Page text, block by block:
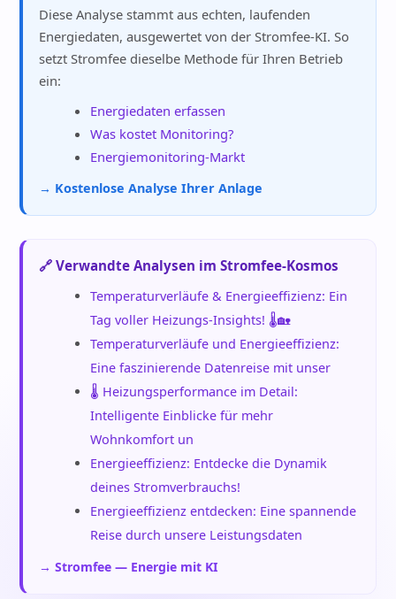
Diese Analyse stammt aus echten, laufenden
Energiedaten, ausgewertet von der Stromfee-KI. So
setzt Stromfee dieselbe Methode für Ihren Betrieb
ein:
Energiedaten erfassen
Was kostet Monitoring?
Energiemonitoring-Markt
→ Kostenlose Analyse Ihrer Anlage
🔗 Verwandte Analysen im Stromfee-Kosmos
Temperaturverläufe & Energieeffizienz: Ein
Tag voller Heizungs-Insights! 🌡️🏡
Temperaturverläufe und Energieeffizienz:
Eine faszinierende Datenreise mit unser
🌡️ Heizungsperformance im Detail:
Intelligente Einblicke für mehr
Wohnkomfort un
Energieeffizienz: Entdecke die Dynamik
deines Stromverbrauchs!
Energieeffizienz entdecken: Eine spannende
Reise durch unsere Leistungsdaten
→ Stromfee — Energie mit KI